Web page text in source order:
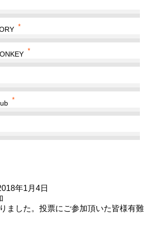
*
*
*
年1月4日
ました。投票にご参加頂いた皆様有難